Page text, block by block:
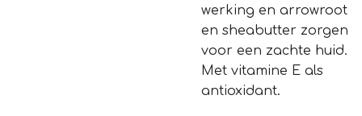
werking en arrowroot
en sheabutter zorgen
voor een zachte huid.
Met vitamine E als
antioxidant.